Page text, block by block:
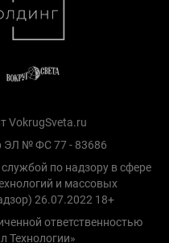
VokrugSveta.ru
ЭЛ № ФС 77 - 83686
по надзору в сфере
и массовых
26.07.2022 18+
ответственностью
Технологии»